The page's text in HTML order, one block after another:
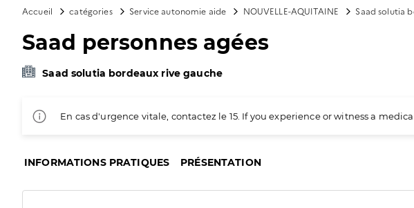
Accueil catégories Service autonomie aide NOUVELLE-AQUITAINE Saad solutia
Saad personnes agées
Saad solutia bordeaux rive gauche
En cas d'urgence vitale, contactez le 15. If you experience or witness a
INFORMATIONS PRATIQUES PRÉSENTATION